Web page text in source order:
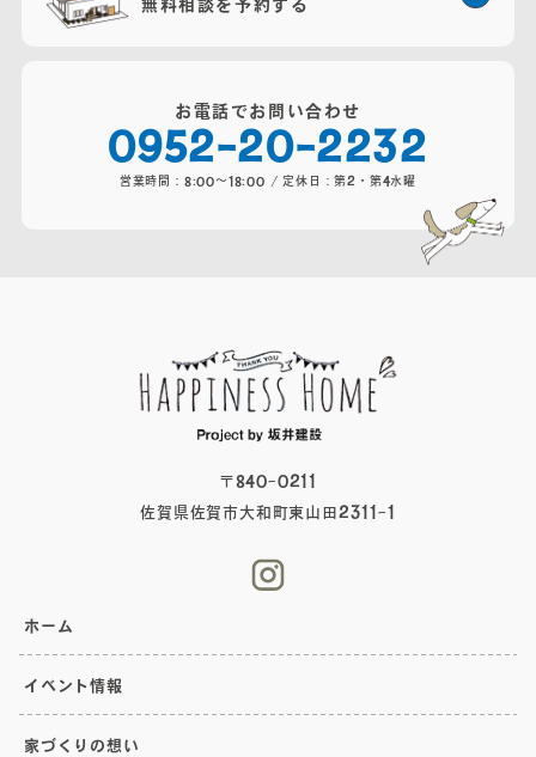
お電話でお問い合わせ
0952-20-2232
営業時間：8:00～18:00 / 定休日：第2・第4水曜
〒840-0211
佐賀県佐賀市大和町東山田2311-1
ホーム
イベント情報
家づくりの想い